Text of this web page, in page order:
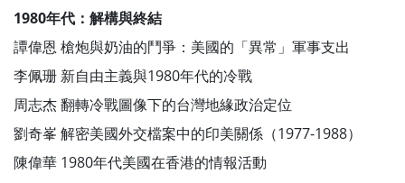
1980年代：解構與終結
譚偉恩 槍炮與奶油的鬥爭：美國的「異常」軍事支出
李佩珊 新自由主義與1980年代的冷戰
周志杰 翻轉冷戰圖像下的台灣地緣政治定位
劉奇峯 解密美國外交檔案中的印美關係（1977-1988）
陳偉華 1980年代美國在香港的情報活動